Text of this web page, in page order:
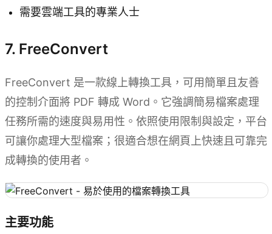
需要雲端工具的專業人士
7. FreeConvert
FreeConvert 是一款線上轉換工具，可用簡單且友善
的控制介面將 PDF 轉成 Word。它強調簡易檔案處理
任務所需的速度與易用性。依照使用限制與設定，平台
可讓你處理大型檔案；很適合想在網頁上快速且可靠完
成轉換的使用者。
主要功能